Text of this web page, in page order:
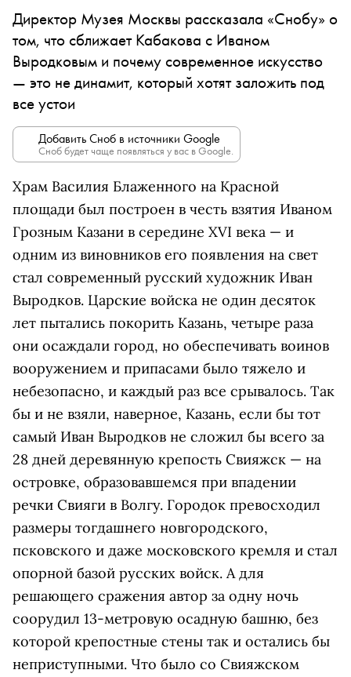
Директор Музея Москвы рассказала «Снобу» о
том, что сближает Кабакова с Иваном
Выродковым и почему современное искусство
— это не динамит, который хотят заложить под
все устои
Добавить Сноб в источники Google
Сноб будет чаще появляться у вас в Google.
Храм Василия Блаженного на Красной
площади был построен в честь взятия Иваном
Грозным Казани в середине XVI века — и
одним из виновников его появления на свет
стал современный русский художник Иван
Выродков. Царские войска не один десяток
лет пытались покорить Казань, четыре раза
они осаждали город, но обеспечивать воинов
вооружением и припасами было тяжело и
небезопасно, и каждый раз все срывалось. Так
бы и не взяли, наверное, Казань, если бы тот
самый Иван Выродков не сложил бы всего за
28 дней деревянную крепость Свияжск — на
островке, образовавшемся при впадении
речки Свияги в Волгу. Городок превосходил
размеры тогдашнего новгородского,
псковского и даже московского кремля и стал
опорной базой русских войск. А для
решающего сражения автор за одну ночь
соорудил 13-метровую осадную башню, без
которой крепостные стены так и остались бы
неприступными. Что было со Свияжском